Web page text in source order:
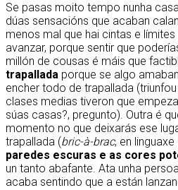
Se pasas moito tempo nunha
dúas sensacións que acaban
menos mal que hai cintas e
avanzar, porque sentir que
millón de cousas é máis que
trapallada porque se algo
encher todo de trapallada
clases medias tiveron que
súas casas?, pregunto). Outra é
momento no que deixarás ese
trapallada (bric-à-brac, en linguaxe
paredes escuras e as cores
un tanto abafante. Ata unha
acaba sentindo que a están